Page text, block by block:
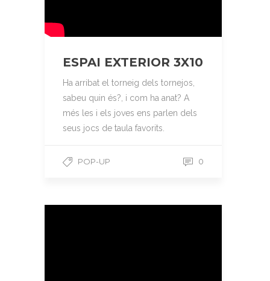
ESPAI EXTERIOR 3X10
Ha arribat el torneig dels tornejos,
sabeu quin és?, i com ha anat? A
més les i els joves ens parlen dels
seus jocs de taula favorits.
POP-UP 0